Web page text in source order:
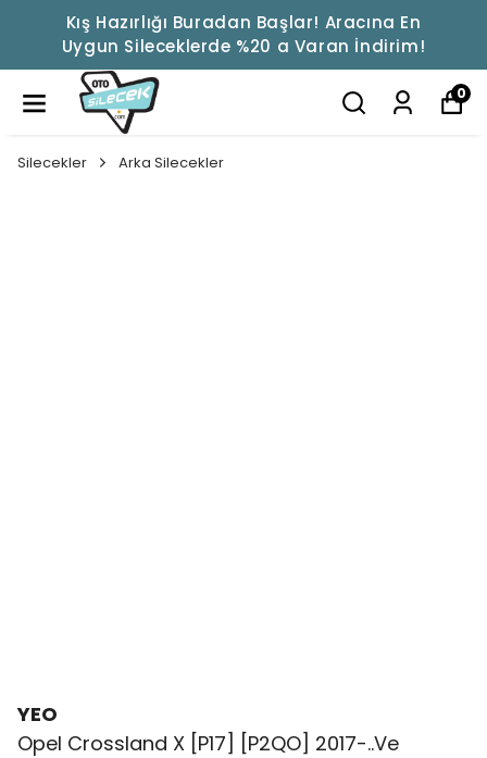
Kış Hazırlığı Buradan Başlar! Aracına En
Uygun Sileceklerde %20 a Varan İndirim!
0
Silecekler Arka Silecekler
YEO
Opel Crossland X [P17] [P2QO] 2017-..Ve